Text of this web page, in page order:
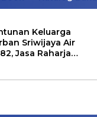
Keluarga
Sriwijaya Air
Jasa Raharja